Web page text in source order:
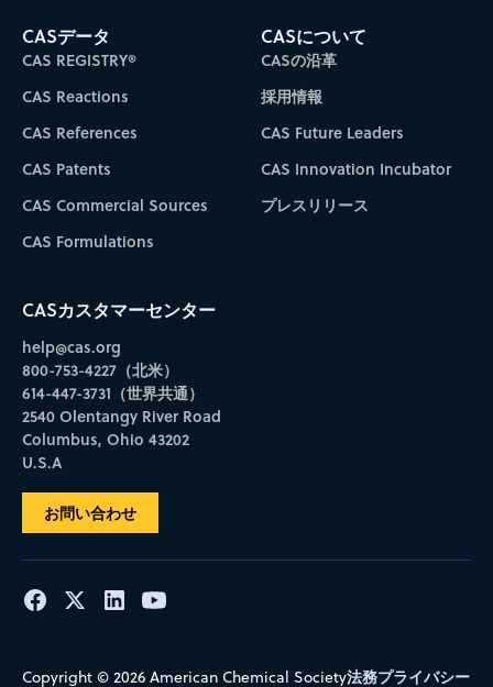
CASデータ
CAS REGISTRY®
CAS Reactions
CAS References
CAS Patents
CAS Commercial Sources
CAS Formulations
CASについて
CASの沿革
採用情報
CAS Future Leaders
CAS Innovation Incubator
プレスリリース
CASカスタマーセンター
help@cas.org
800-753-4227（北米）
614-447-3731（世界共通）
2540 Olentangy River Road
Columbus, Ohio 43202
U.S.A
お問い合わせ
Copyright © 2026 American Chemical Society法務プライバシー